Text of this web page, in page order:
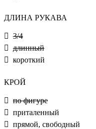
ДЛИНА РУКАВА
3/4
длинный
короткий
КРОЙ
по фигуре
приталенный
прямой, свободный